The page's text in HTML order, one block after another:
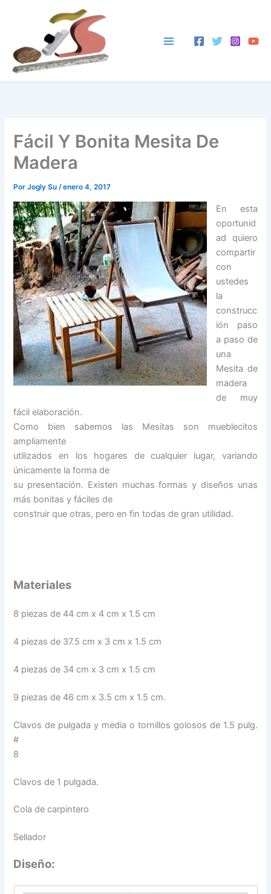
Fácil Y Bonita Mesita De
Madera
PorJogly Su/enero 4, 2017
En esta
oportunid
ad quiero
compartir
con
ustedes
la
construcc
ión paso
a paso de
una
Mesita de
madera
de muy
fácil elaboración.
Como bien sabemos las Mesitas son mueblecitos
ampliamente
utilizados en los hogares de cualquier lugar, variando
únicamente la forma de
su presentación. Existen muchas formas y diseños unas
más bonitas y fáciles de
construir que otras, pero en fin todas de gran utilidad.
Materiales
8 piezas de 44 cm x 4 cm x 1.5 cm
4 piezas de 37.5 cm x 3 cm x 1.5 cm
4 piezas de 34 cm x 3 cm x 1.5 cm
9 piezas de 46 cm x 3.5 cm x 1.5 cm.
Clavos de pulgada y media o tornillos golosos de 1.5 pulg.
#
8
Clavos de 1 pulgada.
Cola de carpintero
Sellador
Diseño: